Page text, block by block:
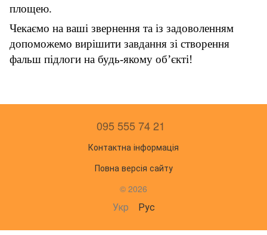
площею.
Чекаємо на ваші звернення та із задоволенням
допоможемо вирішити завдання зі створення
фальш підлоги на будь-якому об’єкті!
095 555 74 21
Контактна інформація
Повна версія сайту
© 2026
Укр Рус